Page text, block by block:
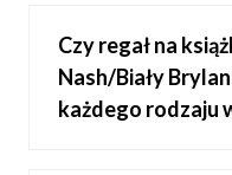
Czy regał na
Nash/Biały
każdego rodzaju